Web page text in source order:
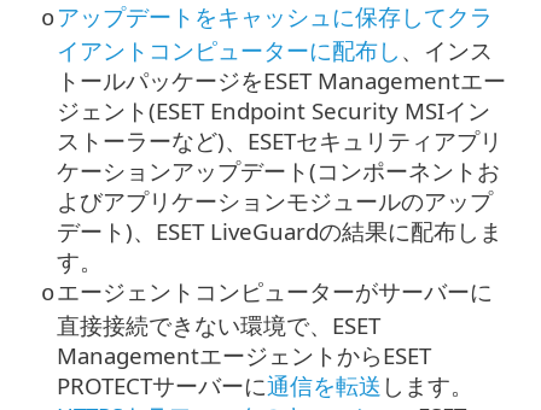
oアップデートをキャッシュに保存してクラ
イアントコンピューターに配布し 、インス
トールパッケージをESET Managementエー
ジェント(ESET Endpoint Security MSIイン
ストーラーなど)、ESETセキュリティアプリ
ケーションアップデート(コンポーネントお
よびアプリケーションモジュールのアップ
デート)、ESET LiveGuardの結果に配布しま
す。
oエージェントコンピューターがサーバーに
直接接続できない環境で、ESET
ManagementエージェントからESET
PROTECTサーバーに通信を転送 します。